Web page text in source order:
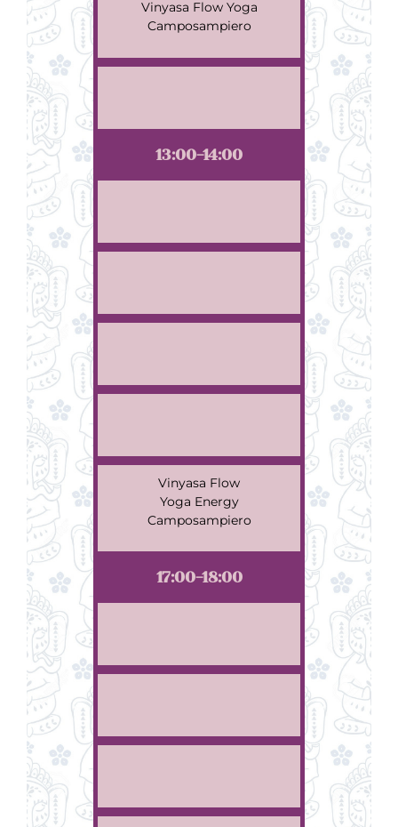
Vinyasa Flow Yoga
Camposampiero
13:00-14:00
Vinyasa Flow
Yoga Energy
Camposampiero
17:00-18:00